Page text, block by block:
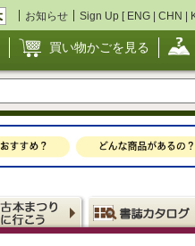
お知らせ Sign Up [ ENG | CHN |
買い物かごを見る